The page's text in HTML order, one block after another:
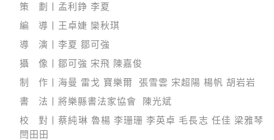
策 劃丨孟利錚 李夏
編 導丨王卓婕 欒秋琪
導 演丨李夏 鄒可強
攝 像丨鄒可強 宋飛 陳嘉俊
制 作丨海曼 雷戈 寶樂爾 張雪雲 宋超陽 楊帆 胡岩岩
書 法丨將樂縣書法家協會 陳光斌
校 對丨蔡純琳 魯楊 李珊珊 李英卓 毛長志 任佳 梁雅琴
閆田田